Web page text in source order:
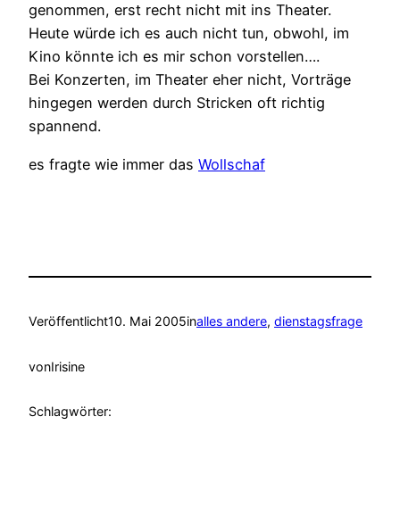
genommen, erst recht nicht mit ins Theater.
Heute würde ich es auch nicht tun, obwohl, im
Kino könnte ich es mir schon vorstellen….
Bei Konzerten, im Theater eher nicht, Vorträge
hingegen werden durch Stricken oft richtig
spannend.
es fragte wie immer das Wollschaf
Veröffentlicht10. Mai 2005inalles andere, dienstagsfrage
vonIrisine
Schlagwörter: